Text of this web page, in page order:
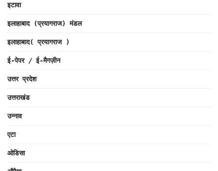
इटावा
इलाहाबाद (प्रयागराज) मंडल
इलाहाबाद( प्रयागराज )
ई-पेपर / ई-मैगज़ीन
उत्तर प्रदेश
उत्तराखंड
उन्नाव
एटा
ओडिसा